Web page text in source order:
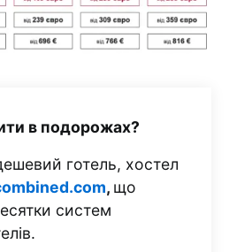
в подорожах?
готель, хостел
, що
систем